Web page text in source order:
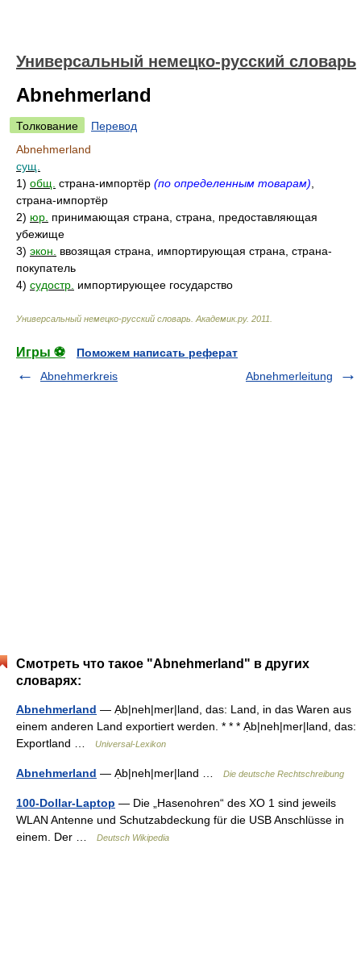
Универсальный немецко-русский словарь
Abnehmerland
Толкование
Перевод
Abnehmerland
сущ.
1) общ. страна-импортёр (по определенным товарам)
страна-импортёр
2) юр. принимающая страна, страна, предоставляющая
убежище
3) экон.
ввозящая страна, импортирующая страна, страна-
покупатель
4) судостр. импортирующее государство
Универсальный немецко-русский словарь Академик.ру. 2011
Игры ⚽
Поможем написать реферат
Abnehmerkreis
Abnehmerleitung
Смотреть что такое "Abnehmerland" в других
словарях:
Abnehmerland — Ạb|neh|mer|land, das: Land, in das Waren aus
einem anderen Land exportiert werden. * * * Ạb|neh|mer|land, das:
Exportland …
Universal-Lexikon
Abnehmerland — Ạb|neh|mer|land … Die deutsche Rechtschreibung
100-Dollar-Laptop — Die „Hasenohren“ des XO 1 sind jeweils
WLAN Antenne und Schutzabdeckung für die USB Anschlüsse in
einem. Der …
Deutsch Wikipedia